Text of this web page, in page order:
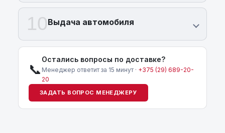
10Выдача автомобиля
📞
Остались вопросы по доставке?
Менеджер ответит за 15 минут · +375 (29) 689-20-
20
ЗАДАТЬ ВОПРОС МЕНЕДЖЕРУ